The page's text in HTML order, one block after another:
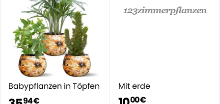
Babypflanzen in Töpfen
94 €
Mit erde
00 €